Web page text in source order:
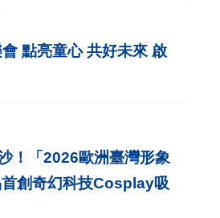
點亮童心 共好未來 啟
！「2026歐洲臺灣形象
創奇幻科技Cosplay吸